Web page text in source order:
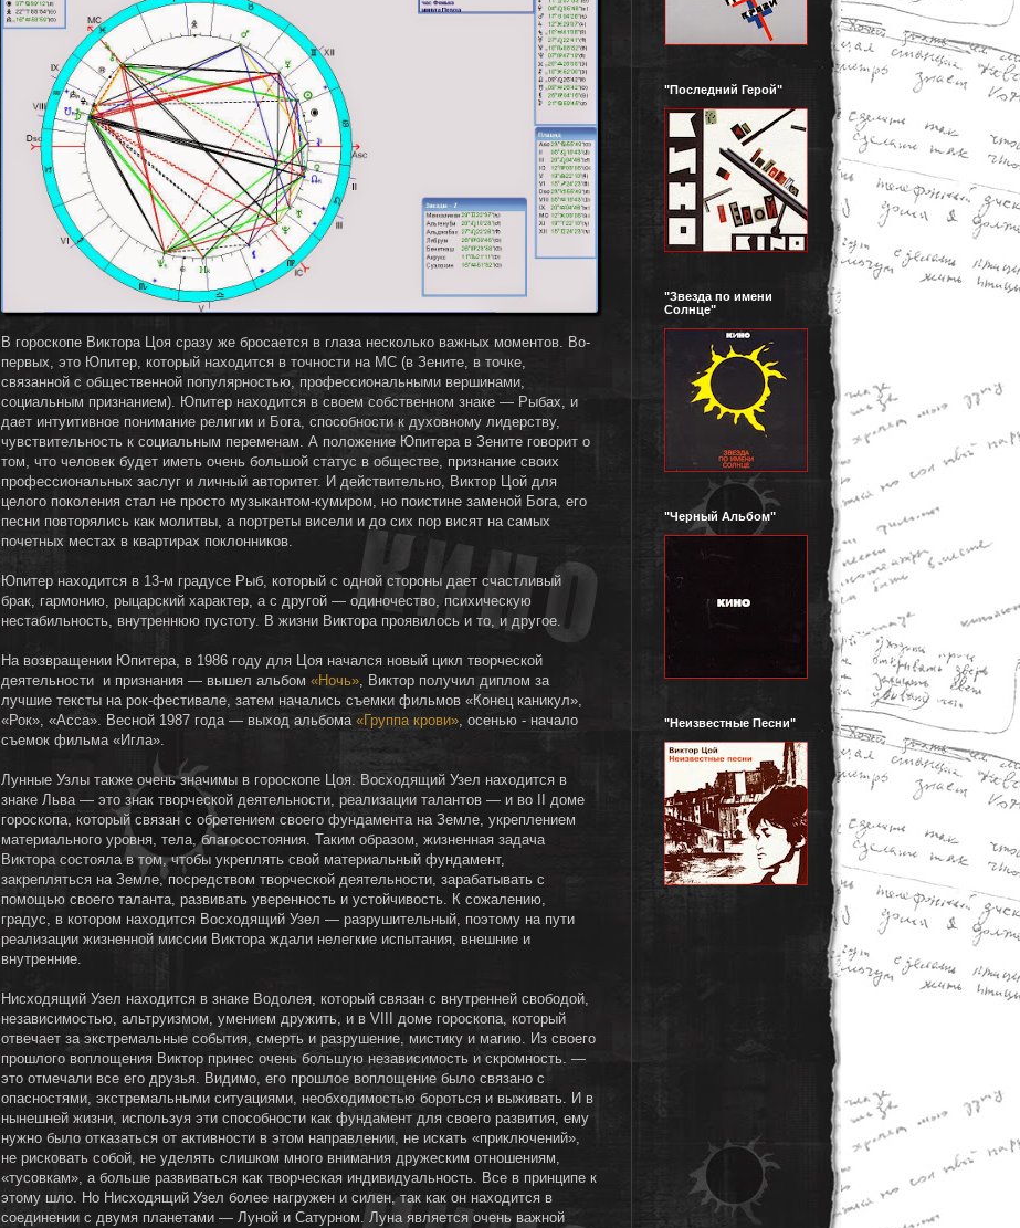
В гороскопе Виктора Цоя сразу же бросается в глаза несколько важных моментов. Во-
первых, это Юпитер, который находится в точности на МС (в Зените, в точке,
связанной с общественной популярностью, профессиональными вершинами,
социальным признанием). Юпитер находится в своем собственном знаке — Рыбах, и
дает интуитивное понимание религии и Бога, способности к духовному лидерству,
чувствительность к социальным переменам. А положение Юпитера в Зените говорит о
том, что человек будет иметь очень большой статус в обществе, признание своих
профессиональных заслуг и личный авторитет. И действительно, Виктор Цой для
целого поколения стал не просто музыкантом-кумиром, но поистине заменой Бога, его
песни повторялись как молитвы, а портреты висели и до сих пор висят на самых
почетных местах в квартирах поклонников.
Юпитер находится в 13-м градусе Рыб, который с одной стороны дает счастливый
брак, гармонию, рыцарский характер, а с другой — одиночество, психическую
нестабильность, внутреннюю пустоту. В жизни Виктора проявилось и то, и другое.
На возвращении Юпитера, в 1986 году для Цоя начался новый цикл творческой
деятельности и признания — вышел альбом «Ночь», Виктор получил диплом за
лучшие тексты на рок-фестивале, затем начались съемки фильмов «Конец каникул»,
«Рок», «Асса». Весной 1987 года — выход альбома «Группа крови», осенью - начало
съемок фильма «Игла».
Лунные Узлы также очень значимы в гороскопе Цоя. Восходящий Узел находится в
знаке Льва — это знак творческой деятельности, реализации талантов — и во II доме
гороскопа, который связан с обретением своего фундамента на Земле, укреплением
материального уровня, тела, благосостояния. Таким образом, жизненная задача
Виктора состояла в том, чтобы укреплять свой материальный фундамент,
закрепляться на Земле, посредством творческой деятельности, зарабатывать с
помощью своего таланта, развивать уверенность и устойчивость. К сожалению,
градус, в котором находится Восходящий Узел — разрушительный, поэтому на пути
реализации жизненной миссии Виктора ждали нелегкие испытания, внешние и
внутренние.
Нисходящий Узел находится в знаке Водолея, который связан с внутренней свободой,
независимостью, альтруизмом, умением дружить, и в VIII доме гороскопа, который
отвечает за экстремальные события, смерть и разрушение, мистику и магию. Из своего
прошлого воплощения Виктор принес очень большую независимость и скромность. —
это отмечали все его друзья. Видимо, его прошлое воплощение было связано с
опасностями, экстремальными ситуациями, необходимостью бороться и выживать. И в
нынешней жизни, используя эти способности как фундамент для своего развития, ему
нужно было отказаться от активности в этом направлении, не искать «приключений»,
не рисковать собой, не уделять слишком много внимания дружеским отношениям,
«тусовкам», а больше развиваться как творческая индивидуальность. Все в принципе к
этому шло. Но Нисходящий Узел более нагружен и силен, так как он находится в
соединении с двумя планетами — Луной и Сатурном. Луна является очень важной
"Последний Герой"
"Звезда по имени
Солнце"
"Черный Альбом"
"Неизвестные Песни"